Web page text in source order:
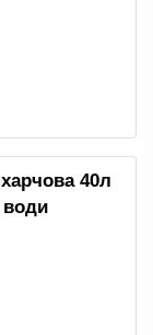
40л
води